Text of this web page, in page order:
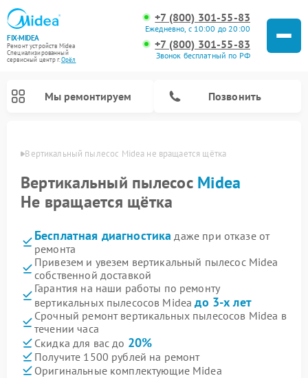
FIX-MIDEA
Ремонт устройств Midea
Специализированный
cервисный центр г.Орёл
+7 (800) 301-55-83
Ежедневно, с 10:00 до 20:00
+7 (800) 301-55-83
Звонок бесплатный по РФ
Мы ремонтируем Позвонить
Вертикальный пылесос Midea не вращается щётка
Вертикальный пылесос Midea
Не вращается щётка
Бесплатная диагностика даже при отказе от
ремонта
Привезем и увезем вертикальный пылесос Midea
собственной доставкой
Гарантия на наши работы по ремонту
вертикальных пылесосов Mideaдо 3-х лет
Срочный ремонт вертикальных пылесосов Midea в
течении часа
Скидка для вас до 20%
Получите 1500 рублей на ремонт
Оригинальные комплектующие Midea